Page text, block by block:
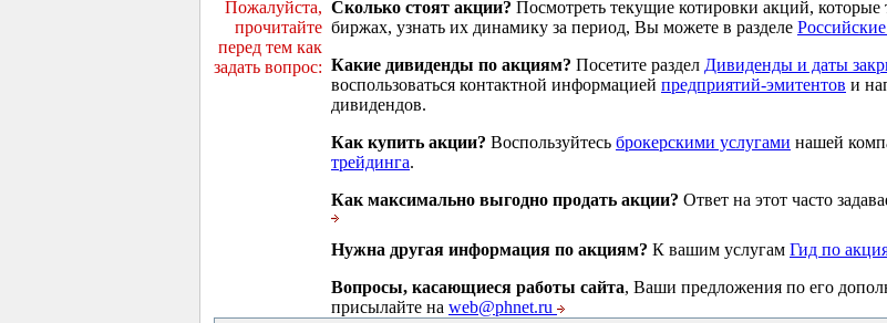
Пожалуйста,
прочитайте
перед тем как
задать вопрос:
Сколько стоят акции? Посмотреть текущие котировки акций, которые
биржах, узнать их динамику за период, Вы можете в разделе
Какие дивиденды по акциям? Посетите раздел Дивиденды и даты
воспользоваться контактной информацией предприятий-эмитентов и
дивидендов.
Как купить акции? Воспользуйтесь брокерскими услугами нашей
трейдинга.
Как максимально выгодно продать акции? Ответ на этот часто
Нужна другая информация по акциям? К вашим услугам Гид по
Вопросы, касающиеся работы сайта, Ваши предложения по его
присылайте на web@phnet.ru